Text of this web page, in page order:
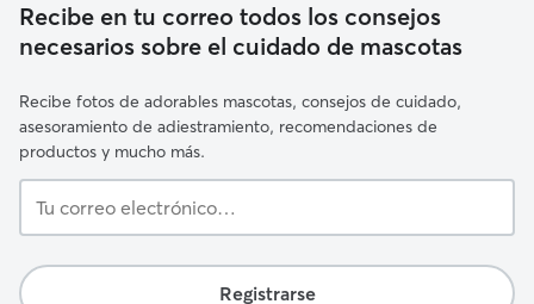
Recibe en tu correo todos los consejos
necesarios sobre el cuidado de mascotas
Recibe fotos de adorables mascotas, consejos de cuidado,
asesoramiento de adiestramiento, recomendaciones de
productos y mucho más.
correo
Registrarse